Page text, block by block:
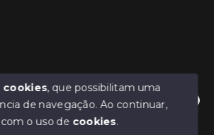
Estamos disponíveis para te ajudar.
- TEFE IMÓVEIS - Todos os direitos
cookies, que possibilitam uma
de navegação.Ao continuar,
o uso de cookies.